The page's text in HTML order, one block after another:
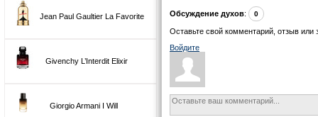
Jean Paul Gaultier La Favorite
Givenchy L’Interdit Elixir
Giorgio Armani I Will
Обсуждение духов: 0
Оставьте свой комментарий, отзыв или
Войдите